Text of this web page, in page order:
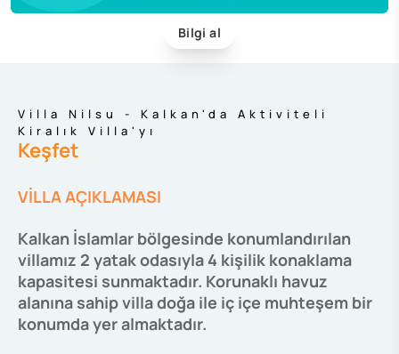
Bilgi al
Villa Nilsu - Kalkan'da Aktiviteli
Kiralık Villa'yı
Keşfet
VİLLA AÇIKLAMASI
Kalkan İslamlar bölgesinde konumlandırılan
villamız 2 yatak odasıyla 4 kişilik konaklama
kapasitesi sunmaktadır. Korunaklı havuz
alanına sahip villa doğa ile iç içe muhteşem bir
konumda yer almaktadır.